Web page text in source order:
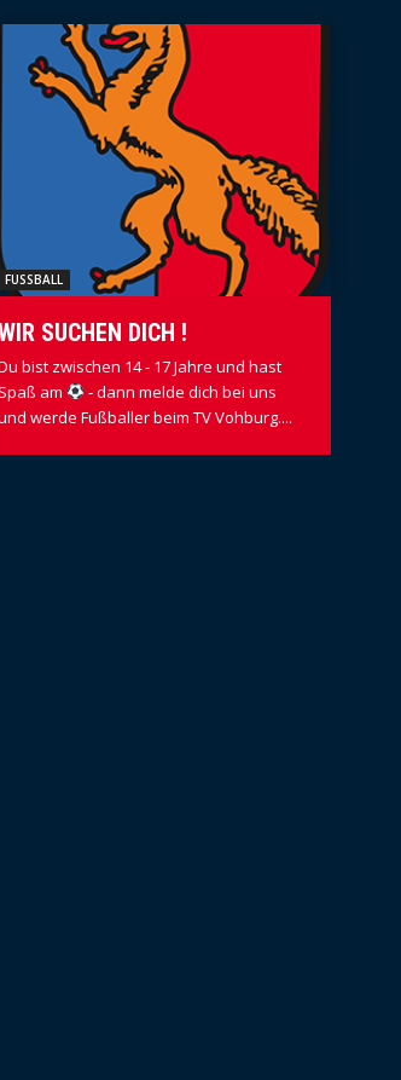
FUSSBALL
SUCHEN DICH !
bist zwischen 14 - 17 Jahre und hast
Spaß am
- dann melde dich bei uns
werde Fußballer beim TV Vohburg....